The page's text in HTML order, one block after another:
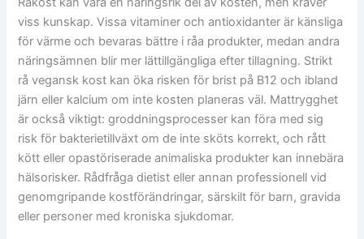
viss kunskap. Vissa vitaminer och antioxidanter är känsliga
för värme och bevaras bättre i råa produkter, medan andra
näringsämnen blir mer lättillgängliga efter tillagning. Strikt
rå vegansk kost kan öka risken för brist på B12 och ibland
järn eller kalcium om inte kosten planeras väl. Mattrygghet
är också viktigt: groddningsprocesser kan föra med sig
risk för bakterietillväxt om de inte sköts korrekt, och rått
kött eller opastöriserade animaliska produkter kan innebära
hälsorisker. Rådfråga dietist eller annan professionell vid
genomgripande kostförändringar, särskilt för barn, gravida
eller personer med kroniska sjukdomar.